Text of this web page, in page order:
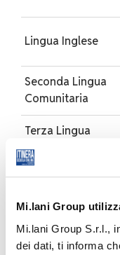
Mi.lani Group
Mi.lani Group S.r.l.,
dei dati, ti informa
Lingua Inglese
Seconda Lingua
Comunitaria
Terza Lingua
Comunitaria
Informatica